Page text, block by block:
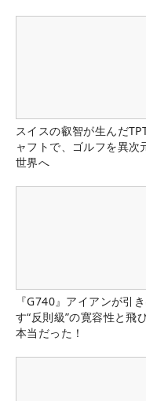
スイスの叡智が生んだ
ャフトで、ゴルフを異次
世界へ
『G740』アイアンが引
す“反則級”の寛容性と飛
本当だった！